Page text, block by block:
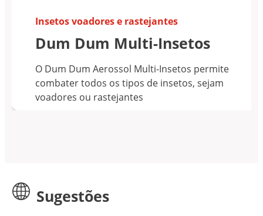
Insetos voadores e rastejantes
Dum Dum Multi-Insetos
O Dum Dum Aerossol Multi-Insetos permite
combater todos os tipos de insetos, sejam
voadores ou rastejantes
Sugestões